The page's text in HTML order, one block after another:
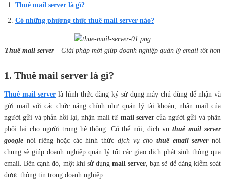
Thuê mail server là gì?
Có những phương thức thuê mail server nào?
Thuê mail server – Giải pháp mới giúp doanh nghiệp quản lý email tốt hơn
1. Thuê mail server là gì?
Thuê mail server là hình thức đăng ký sử dụng máy chủ dùng để nhận và
gửi mail với các chức năng chính như quản lý tài khoản, nhận mail của
người gửi và phản hồi lại, nhận mail từ mail servercủa người gửi và phân
phối lại cho người trong hệ thống. Có thể nói, dịch vụthuê mail server
google nói riêng hoặc các hình thức dịch vụ cho thuê email server nói
chung sẽ giúp doanh nghiệp quản lý tốt các giao dịch phát sinh thông qua
email. Bên cạnh đó, một khi sử dụngmail server, bạn sẽ dễ dàng kiểm soát
được thông tin trong doanh nghiệp.